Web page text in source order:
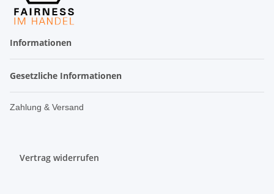
Informationen
Gesetzliche Informationen
Zahlung & Versand
Vertrag widerrufen